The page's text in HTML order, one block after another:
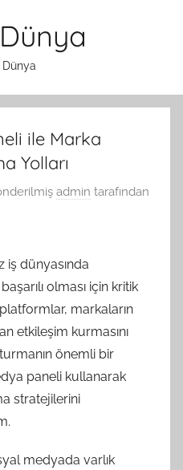
ile Marka
Yolları
admin tarafından
dünyasında
olması için kritik
markaların
etkileşim kurmasını
önemli bir
paneli kullanarak
stratejilerini
medyada varlık